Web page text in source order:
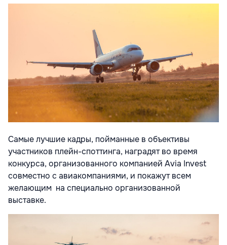
Самые лучшие кадры, пойманные в объективы
участников плейн-споттинга, наградят во время
конкурса, организованного компанией Avia Invest
совместно с авиакомпаниями, и покажут всем
желающим на специально организованной
выставке.